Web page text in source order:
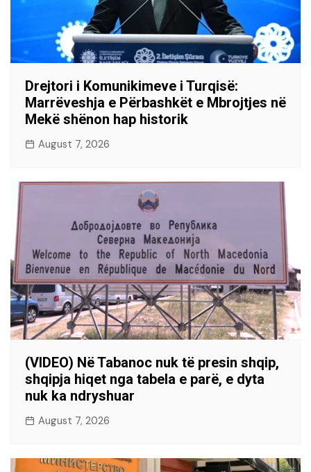
Drejtori i Komunikimeve i Turqisë:
Marrëveshja e Përbashkët e Mbrojtjes në
Mekë shënon hap historik
August 7, 2026
(VIDEO) Në Tabanoc nuk të presin shqip,
shqipja hiqet nga tabela e parë, e dyta
nuk ka ndryshuar
August 7, 2026